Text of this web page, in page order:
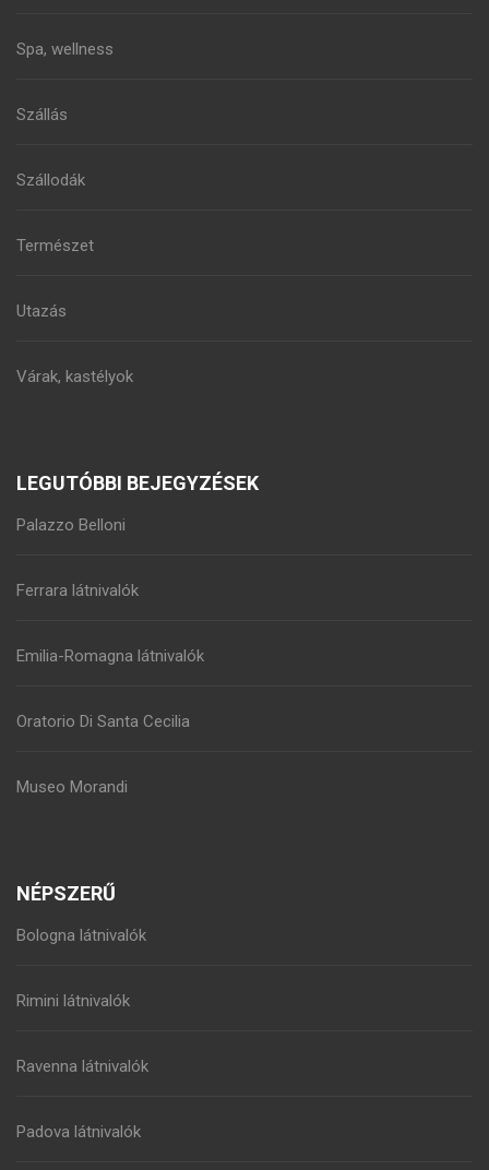
Spa, wellness
Szállás
Szállodák
Természet
Utazás
Várak, kastélyok
LEGUTÓBBI BEJEGYZÉSEK
Palazzo Belloni
Ferrara látnivalók
Emilia-Romagna látnivalók
Oratorio Di Santa Cecilia
Museo Morandi
NÉPSZERŰ
Bologna látnivalók
Rimini látnivalók
Ravenna látnivalók
Padova látnivalók